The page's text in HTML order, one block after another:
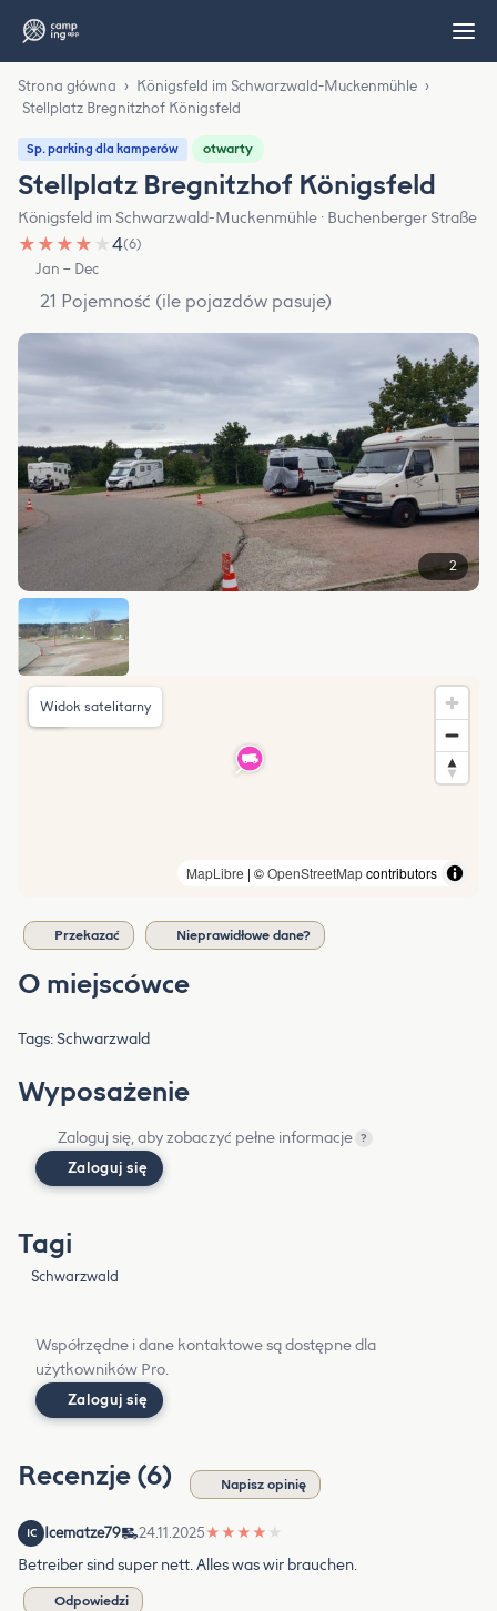
Strona główna › Königsfeld im Schwarzwald-Muckenmühle ›
Stellplatz Bregnitzhof Königsfeld
Sp. parking dla kamperów otwarty
Stellplatz Bregnitzhof Königsfeld
Königsfeld im Schwarzwald-Muckenmühle · Buchenberger Straße
★ ★ ★ ★ ★4(6)
Jan – Dec
21 Pojemność (ile pojazdów pasuje)
2
MapLibre | ©OpenStreetMapcontributors
Widok satelitarny
Przekazać Nieprawidłowe dane?
O miejscówce
Tags: Schwarzwald
Wyposażenie
Zaloguj się, aby zobaczyć pełne informacje ?
Zaloguj się
Tagi
Schwarzwald
Współrzędne i dane kontaktowe są dostępne dla
użytkowników Pro.
Zaloguj się
Recenzje (6) Napisz opinię
IC Icematze79 24.11.2025★ ★ ★ ★ ★
Betreiber sind super nett. Alles was wir brauchen.
Odpowiedzi